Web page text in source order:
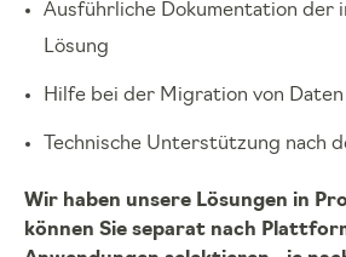
Ausführliche Dokumentation der
Lösung
Hilfe bei der Migration von
Technische Unterstützung nach
Wir haben unsere Lösungen in
können Sie separat nach